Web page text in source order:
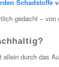
gedacht –
durch das